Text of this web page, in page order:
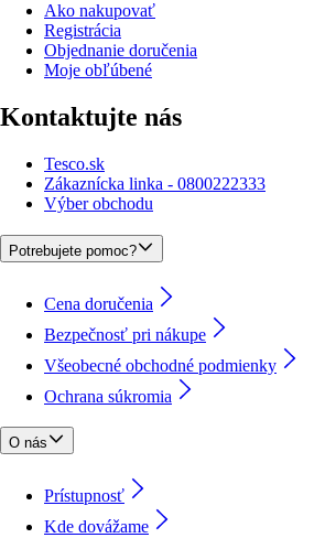
Ako nakupovať
Registrácia
Objednanie doručenia
Moje obľúbené
Kontaktujte nás
Tesco.sk
Zákaznícka linka - 0800222333
Výber obchodu
Potrebujete pomoc?
Cena doručenia
Bezpečnosť pri nákupe
Všeobecné obchodné podmienky
Ochrana súkromia
O nás
Prístupnosť
Kde dovážame